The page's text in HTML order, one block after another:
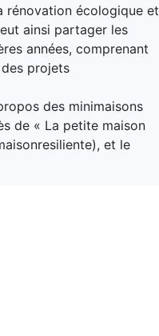
rénovation écologique et
ainsi partager les
années, comprenant
projets
des minimaisons
de « La petite maison
et le